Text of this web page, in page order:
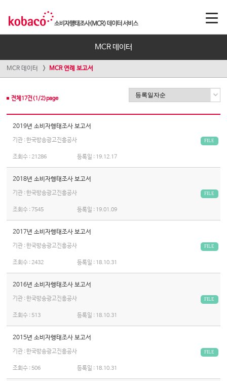
MCR 데이터
MCR 데이터 MCR 연례 보고서
전체 17건(1 /2)page
2019년 소비자행태조사 보고서
기관 : 한국방송광고진흥공사 FILE
조회수 :21286 등록일 : 19.12.17
2018년 소비자행태조사 보고서
기관 : 한국방송광고진흥공사 FILE
조회수 :7545 등록일 : 19.01.09
2017년 소비자행태조사 보고서
기관 : 한국방송광고진흥공사 FILE
조회수 :2432 등록일 : 18.10.31
2016년 소비자행태조사 보고서
기관 : 한국방송광고진흥공사 FILE
조회수 : 513 등록일 : 18.10.31
2015년 소비자행태조사 보고서
기관 : 한국방송광고진흥공사 FILE
조회수 : 506 등록일 : 18.10.31